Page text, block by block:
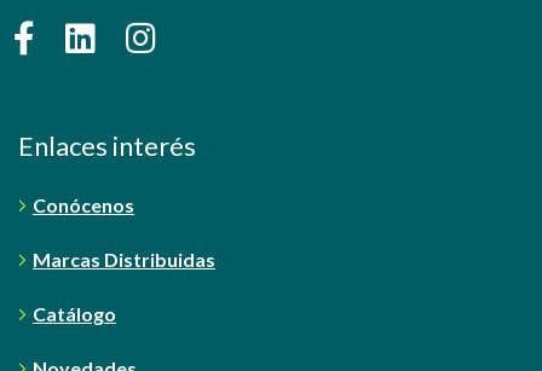
Enlaces interés
Conócenos
Marcas Distribuidas
Catálogo